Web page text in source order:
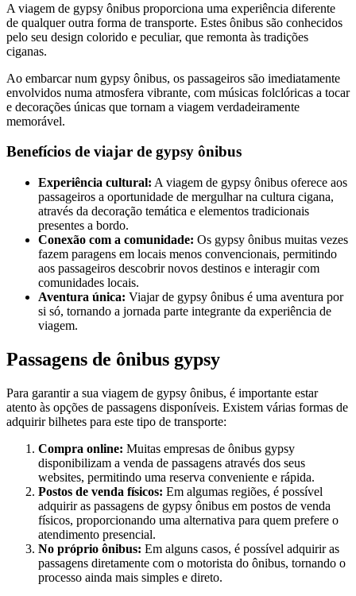
A viagem de gypsy ônibus proporciona uma experiência diferente
de qualquer outra forma de transporte. Estes ônibus são conhecidos
pelo seu design colorido e peculiar, que remonta às tradições
ciganas.
Ao embarcar num gypsy ônibus, os passageiros são imediatamente
envolvidos numa atmosfera vibrante, com músicas folclóricas a tocar
e decorações únicas que tornam a viagem verdadeiramente
memorável.
Benefícios de viajar de gypsy ônibus
Experiência cultural: A viagem de gypsy ônibus oferece aos
passageiros a oportunidade de mergulhar na cultura cigana,
através da decoração temática e elementos tradicionais
presentes a bordo.
Conexão com a comunidade: Os gypsy ônibus muitas vezes
fazem paragens em locais menos convencionais, permitindo
aos passageiros descobrir novos destinos e interagir com
comunidades locais.
Aventura única: Viajar de gypsy ônibus é uma aventura por
si só, tornando a jornada parte integrante da experiência de
viagem.
Passagens de ônibus gypsy
Para garantir a sua viagem de gypsy ônibus, é importante estar
atento às opções de passagens disponíveis. Existem várias formas de
adquirir bilhetes para este tipo de transporte:
Compra online: Muitas empresas de ônibus gypsy
disponibilizam a venda de passagens através dos seus
websites, permitindo uma reserva conveniente e rápida.
Postos de venda físicos: Em algumas regiões, é possível
adquirir as passagens de gypsy ônibus em postos de venda
físicos, proporcionando uma alternativa para quem prefere o
atendimento presencial.
No próprio ônibus: Em alguns casos, é possível adquirir as
passagens diretamente com o motorista do ônibus, tornando o
processo ainda mais simples e direto.